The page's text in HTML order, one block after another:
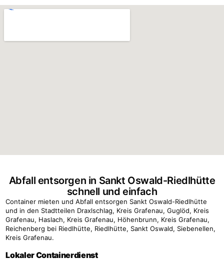
Abfall entsorgen in Sankt Oswald-Riedlhütte
schnell und einfach
Container mieten und Abfall entsorgen Sankt Oswald-Riedlhütte
und in den Stadtteilen Draxlschlag, Kreis Grafenau, Guglöd, Kreis
Grafenau, Haslach, Kreis Grafenau, Höhenbrunn, Kreis Grafenau,
Reichenberg bei Riedlhütte, Riedlhütte, Sankt Oswald, Siebenellen,
Kreis Grafenau.
Lokaler Containerdienst